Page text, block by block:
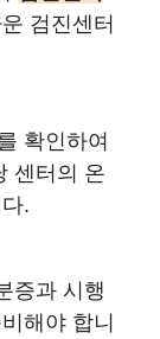
검진센터
확인하여
센터의 온
.
증과 시행
해야 합니